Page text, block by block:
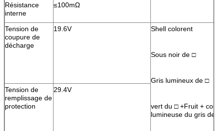
Résistance
interne
≤100mΩ
Tension de
coupure de
décharge
19.6V Shell colorent
Sous noir de □
Gris lumineux de □
vert du □ +Fruit +
lumineuse du gris
Tension de
remplissage de
protection
29.4V